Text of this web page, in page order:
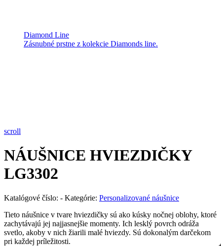
Diamond Line
Zásnubné prstne z kolekcie Diamonds line.
scroll
NÁUŠNICE HVIEZDIČKY
LG3302
Katalógové číslo: - Kategórie: Personalizované náušnice
Tieto náušnice v tvare hviezdičky sú ako kúsky nočnej oblohy, ktoré
zachytávajú jej najjasnejšie momenty. Ich lesklý povrch odráža
svetlo, akoby v nich žiarili malé hviezdy. Sú dokonalým darčekom
pri každej príležitosti.